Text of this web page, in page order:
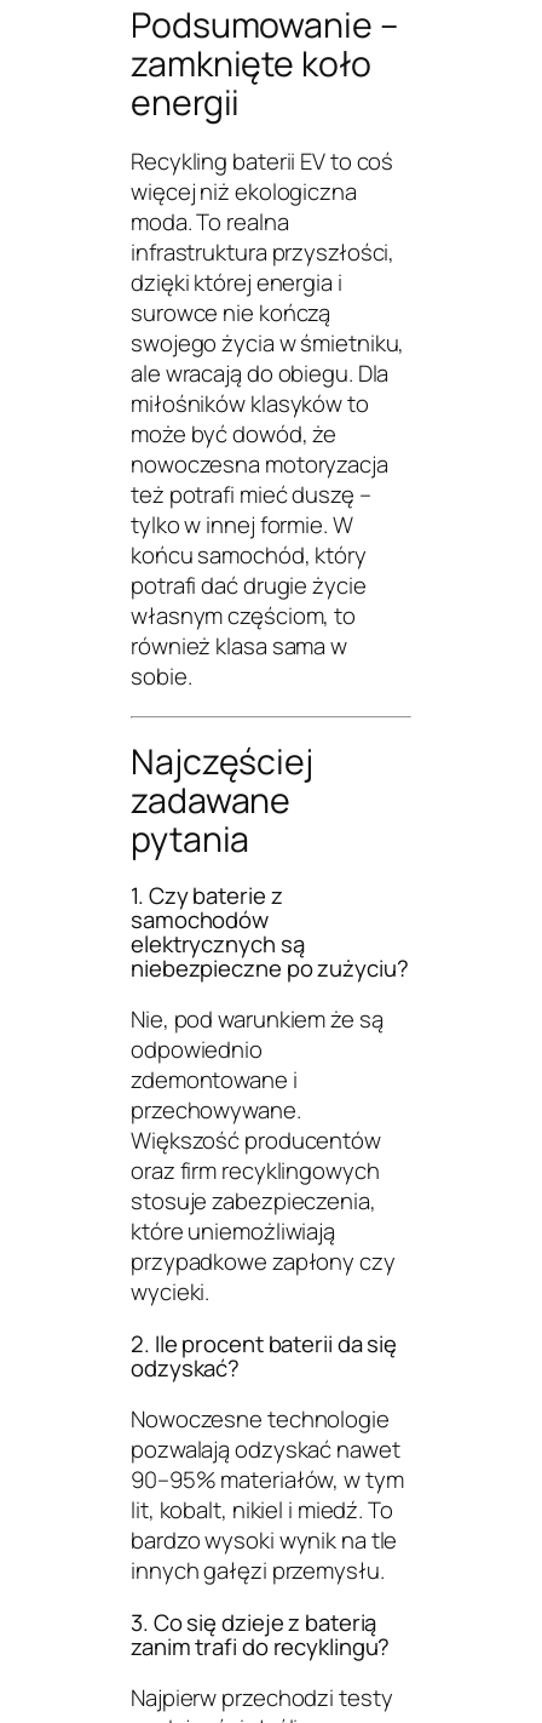
Podsumowanie –
zamknięte koło
energii
Recykling baterii EV to coś
więcej niż ekologiczna
moda. To realna
infrastruktura przyszłości,
dzięki której energia i
surowce nie kończą
swojego życia w śmietniku,
ale wracają do obiegu. Dla
miłośników klasyków to
może być dowód, że
nowoczesna motoryzacja
też potrafi mieć duszę –
tylko w innej formie. W
końcu samochód, który
potrafi dać drugie życie
własnym częściom, to
również klasa sama w
sobie.
Najczęściej
zadawane
pytania
1. Czy baterie z
samochodów
elektrycznych są
niebezpieczne po zużyciu?
Nie, pod warunkiem że są
odpowiednio
zdemontowane i
przechowywane.
Większość producentów
oraz firm recyklingowych
stosuje zabezpieczenia,
które uniemożliwiają
przypadkowe zapłony czy
wycieki.
2. Ile procent baterii da się
odzyskać?
Nowoczesne technologie
pozwalają odzyskać nawet
90–95% materiałów, w tym
lit, kobalt, nikiel i miedź. To
bardzo wysoki wynik na tle
innych gałęzi przemysłu.
3. Co się dzieje z baterią
zanim trafi do recyklingu?
Najpierw przechodzi testy